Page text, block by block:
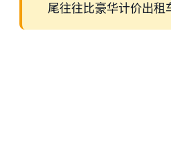
尾往往比豪华计价出租